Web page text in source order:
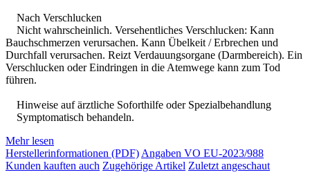
Nach Verschlucken
Nicht wahrscheinlich. Versehentliches Verschlucken: Kann
Bauchschmerzen verursachen. Kann Übelkeit / Erbrechen und
Durchfall verursachen. Reizt Verdauungsorgane (Darmbereich). Ein
Verschlucken oder Eindringen in die Atemwege kann zum Tod
führen.
Hinweise auf ärztliche Soforthilfe oder Spezialbehandlung
Symptomatisch behandeln.
Mehr lesen
Herstellerinformationen (PDF)Angaben VO EU-2023/988
Kunden kauften auch Zugehörige Artikel Zuletzt angeschaut